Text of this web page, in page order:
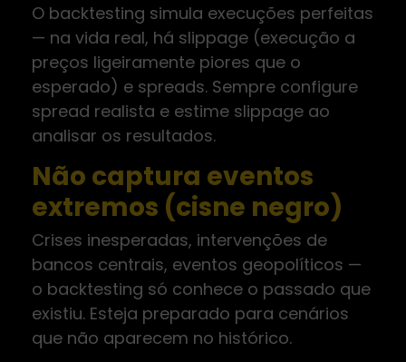
O backtesting simula execuções perfeitas
— na vida real, há slippage (execução a
preços ligeiramente piores que o
esperado) e spreads. Sempre configure
spread realista e estime slippage ao
analisar os resultados.
Não captura eventos
extremos (cisne negro)
Crises inesperadas, intervenções de
bancos centrais, eventos geopolíticos —
o backtesting só conhece o passado que
existiu. Esteja preparado para cenários
que não aparecem no histórico.